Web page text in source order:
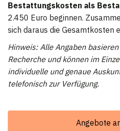
Bestattungskosten als
2.450 Euro beginnen.
sich daraus die Gesamtkosten
Hinweis: Alle Angaben
Recherche und können im
individuelle und genaue
telefonisch zur Verfügung.
Angebote